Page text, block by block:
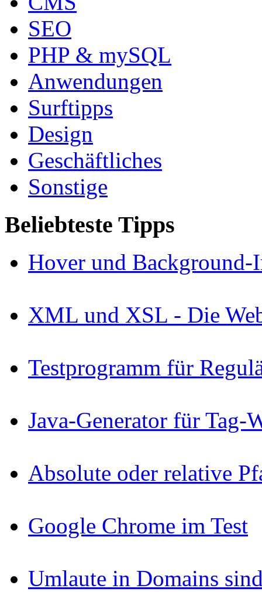
SEO
PHP & mySQL
Anwendungen
Surftipps
Design
Geschäftliches
Sonstige
Beliebteste Tipps
Hover und Background-
XML und XSL - Die
Testprogramm für
Java-Generator für Tag-
Absolute oder relative
Google Chrome im Test
Umlaute in Domains